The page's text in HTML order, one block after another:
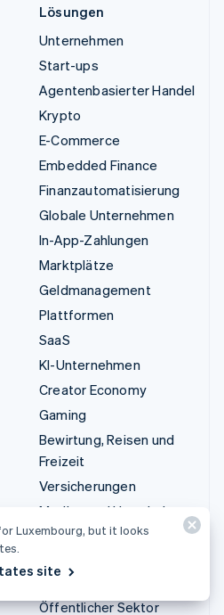
Lösungen
Unternehmen
Start-ups
Agentenbasierter Handel
Krypto
E-Commerce
Embedded Finance
Finanzautomatisierung
Globale Unternehmen
In-App-Zahlungen
Marktplätze
Geldmanagement
Plattformen
SaaS
KI-Unternehmen
Creator Economy
Gaming
Bewirtung, Reisen und
Freizeit
Versicherungen
Medien und Unterhaltung
Gemeinnützige
Fachdienstleistungen
Öffentlicher Sektor
Luxembourg, but it looks
site